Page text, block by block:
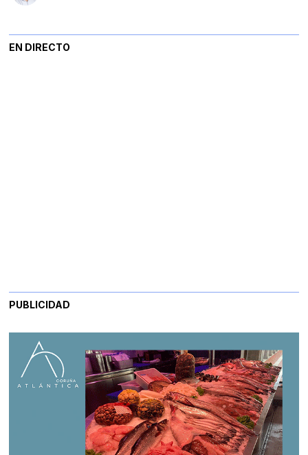
EN DIRECTO
PUBLICIDAD